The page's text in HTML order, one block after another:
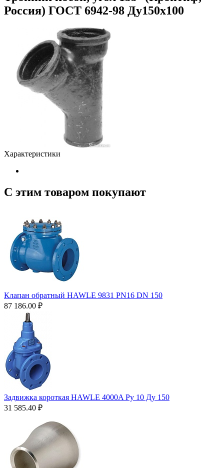
Россия) ГОСТ 6942-98 Ду150х100
Характеристики
С этим товаром покупают
Клапан обратный HAWLE 9831 PN16 DN 150
87 186.00 ₽
Задвижка короткая HAWLE 4000A Ру 10 Ду 150
31 585.40 ₽